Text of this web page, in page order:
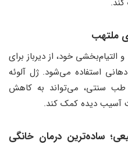
خود، از دیرباز برای
استفاده می‌شود. ژل آلوئه
طب سنتی، می‌تواند به کاهش
آسیب دیده کمک کند.
ساده‌ترین درمان خانگی